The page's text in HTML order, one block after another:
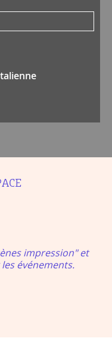
impression" et
événements.